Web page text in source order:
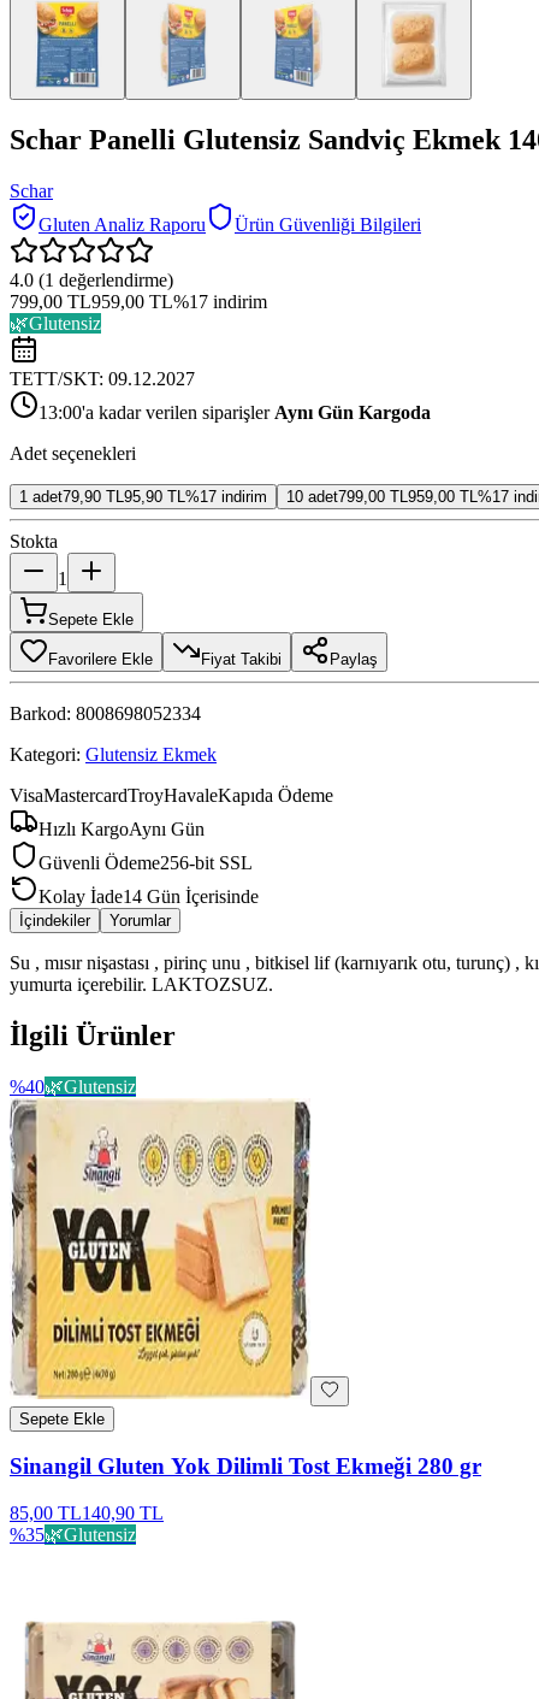
Schar Panelli Glutensiz Sandviç Ekmek
Schar
Gluten Analiz Raporu
Ürün Güvenliği Bilgileri
4.0 (1 değerlendirme)
799,00 TL959,00 TL%17 indirim
🌿Glutensiz
TETT/SKT: 09.12.2027
13:00'a kadar verilen siparişler Aynı Gün Kargoda
Adet seçenekleri
1 adet79,90 TL 95,90 TL %17 indirim 10 adet799,00 TL 959,00 TL %17
Stokta
1
Sepete Ekle
Favorilere Ekle Fiyat Takibi Paylaş
Barkod: 8008698052334
Kategori: Glutensiz Ekmek
VisaMastercardTroyHavaleKapıda Ödeme
Hızlı KargoAynı Gün
Güvenli Ödeme256-bit SSL
Kolay İade14 Gün İçerisinde
İçindekiler Yorumlar
Su , mısır nişastası , pirinç unu , bitkisel lif (karnıyarık otu, turunç)
yumurta içerebilir. LAKTOZSUZ.
İlgili Ürünler
%40🌿Glutensiz
Sepete Ekle
Sinangil Gluten Yok Dilimli Tost Ekmeği 280 gr
85,00 TL140,90 TL
%35🌿Glutensiz